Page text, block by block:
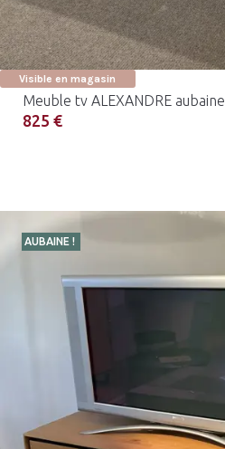
Visible en magasin
Meuble tv ALEXANDRE aubaine
825 €
AUBAINE !